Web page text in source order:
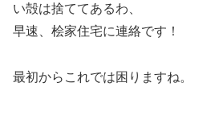
い殻は捨ててあるわ、
早速、桧家住宅に連絡です！
最初からこれでは困りますね。